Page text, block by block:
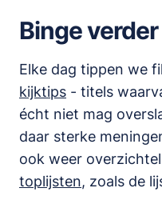
Binge verder
Elke dag tippen we
kijktips - titels
écht niet mag
daar sterke
ook weer
toplijsten, zoals de